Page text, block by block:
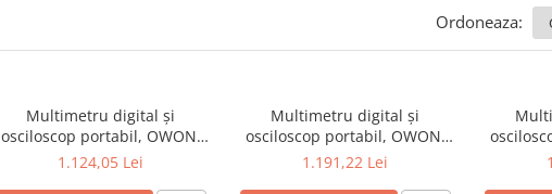
Ordoneaza:
Multimetru digital și
osciloscop portabil, OWON,
HDS242S, 200mV-1kV, 200mA-
1.124,05 Lei
Multimetru digital și
osciloscop portabil, OWON,
HDS272, 200mV-1kV, 200mA-
1.191,22 Lei